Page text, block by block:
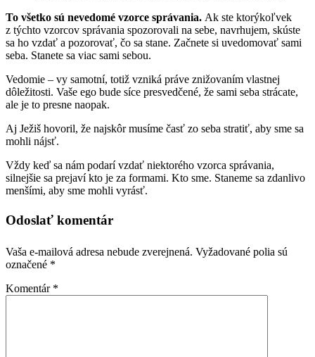
To všetko sú nevedomé vzorce správania. Ak ste ktorýkoľvek
z týchto vzorcov správania spozorovali na sebe, navrhujem, skúste
sa ho vzdať a pozorovať, čo sa stane. Začnete si uvedomovať sami
seba. Stanete sa viac sami sebou.
Vedomie – vy samotní, totiž vzniká práve znižovaním vlastnej
dôležitosti. Vaše ego bude síce presvedčené, že sami seba strácate,
ale je to presne naopak.
Aj Ježiš hovoril, že najskôr musíme časť zo seba stratiť, aby sme sa
mohli nájsť.
Vždy keď sa nám podarí vzdať niektorého vzorca správania,
silnejšie sa prejaví kto je za formami. Kto sme. Staneme sa zdanlivo
menšími, aby sme mohli vyrásť.
Odoslať komentár
Vaša e-mailová adresa nebude zverejnená. Vyžadované polia sú
označené *
Komentár *